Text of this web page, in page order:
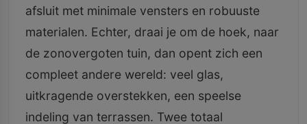
afsluit met minimale vensters en robuuste
materialen. Echter, draai je om de hoek, naar
de zonovergoten tuin, dan opent zich een
compleet andere wereld: veel glas,
uitkragende overstekken, een speelse
indeling van terrassen. Twee totaal